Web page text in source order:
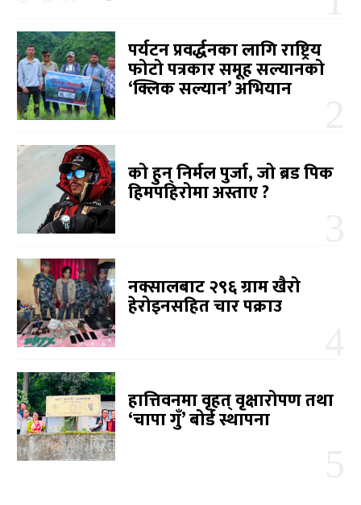
पर्यटन प्रवर्द्धनका लागि राष्ट्रिय
फोटो पत्रकार समूह सल्यानको
‘क्लिक सल्यान’ अभियान
को हुन् निर्मल पुर्जा, जो ब्रड पिक
हिमपहिरोमा अस्ताए ?
नक्सालबाट २९६ ग्राम खैरो
हेरोइनसहित चार पक्राउ
हात्तिवनमा वृहत् वृक्षारोपण तथा
‘चापा गुँ’ बोर्ड स्थापना